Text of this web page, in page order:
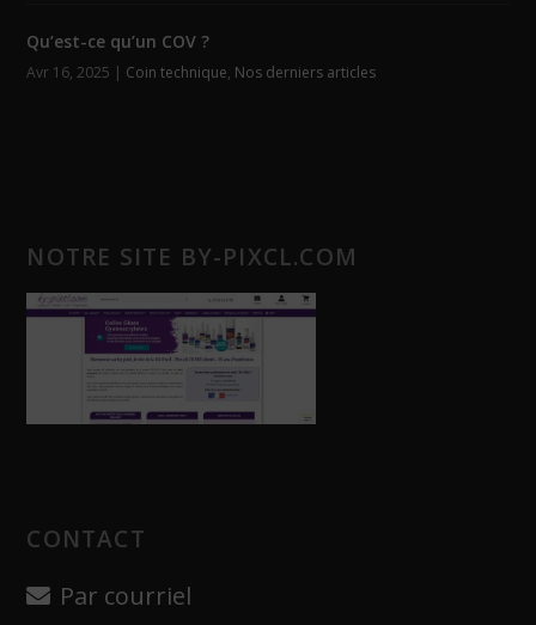
Qu’est-ce qu’un COV ?
Avr 16, 2025 | Coin technique, Nos derniers articles
NOTRE SITE BY-PIXCL.COM
CONTACT
Par courriel